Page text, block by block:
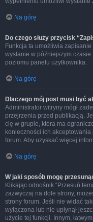
Na górę
Do czego służy przycisk
Funkcja ta umożliwia
wysłanie w późniejszym
poziomu panelu użytkownika.
Na górę
Dlaczego mój post musi być
Administrator witryny mógł
przejrzenia przed publikacją.
cię w grupie, która ma
konieczności ich
forum. Aby uzyskać więcej
Na górę
W jaki sposób mogę
Klikając odnośnik “Przesuń
zazwyczaj na dole strony,
strony forum. Jeśli nie widać
wyłączona lub nie upłynął
użycie tej funkcji. Innym,